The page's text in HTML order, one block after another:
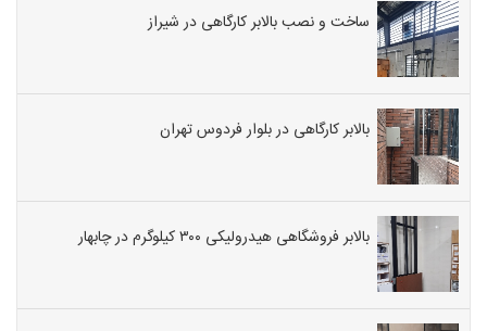
ساخت و نصب بالابر کارگاهی در شیراز
بالابر کارگاهی در بلوار فردوس تهران
بالابر فروشگاهی هیدرولیکی ۳۰۰ کیلوگرم در چابهار